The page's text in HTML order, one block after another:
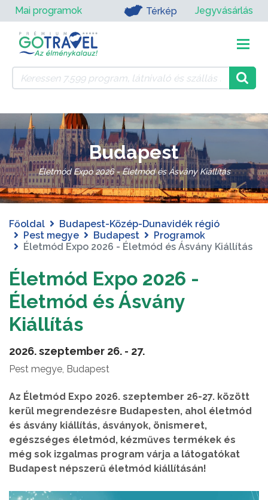
Mai programok Térkép Jegyvásárlás
Budapest
Életmód Expo 2026 - Életmód és Ásvány Kiállítás
Főoldal
Budapest-Közép-Dunavidék régió
Pest megye
Budapest
Programok
Életmód Expo 2026 - Életmód és Ásvány Kiállítás
Életmód Expo 2026 -
Életmód és Ásvány
Kiállítás
2026. szeptember 26. - 27.
Pest megye, Budapest
Az Életmód Expo 2026. szeptember 26-27. között
kerül megrendezésre Budapesten, ahol életmód
és ásvány kiállítás, ásványok, önismeret,
egészséges életmód, kézműves termékek és
még sok izgalmas program várja a látogatókat
Budapest népszerű életmód kiállításán!